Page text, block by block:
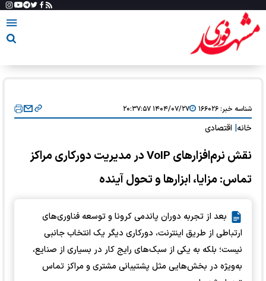
شناسه خبر:۱۶۶۰۲۶ ۱۴۰۴/۰۷/۲۷ ۲۰:۳۷:۵۷
خانه اقتصادی
نقش نرم‌افزارهای VoIP در مدیریت دورکاری مراکز
تماس: مزایا، ابزارها و تحول آینده
بعد از تجربه دوران پاندمی کرونا و توسعه فناوری‌های
ارتباطی از طریق اینترنت، دورکاری دیگر یک انتخاب جانبی
نیست؛ بلکه به یکی از سبک‌های رایج کار در بسیاری از صنایع،
به‌ویژه در بخش‌هایی مثل پشتیبانی مشتری و مراکز تماس